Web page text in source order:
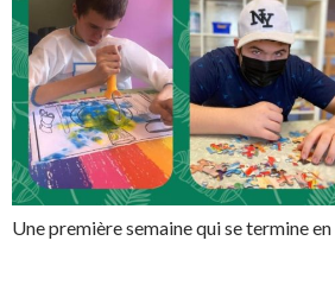
Une première semaine qui se termine